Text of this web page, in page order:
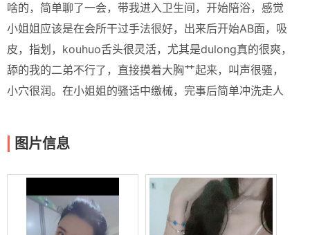
啥的，简单聊了一会，带我进入卫生间，开始陪浴，感觉
小姐姐应该是在会所干过手法很好，出来后开始AB面，吸
皮，指划，kouhuo舌头很灵活，尤其是dulong真的很爽，
舔的我的二弟不行了，直接摸着大胸艹起来，叫声很骚，
小穴很润。在小姐姐的骚话中缴械，完事后简单冲洗走人
图片信息